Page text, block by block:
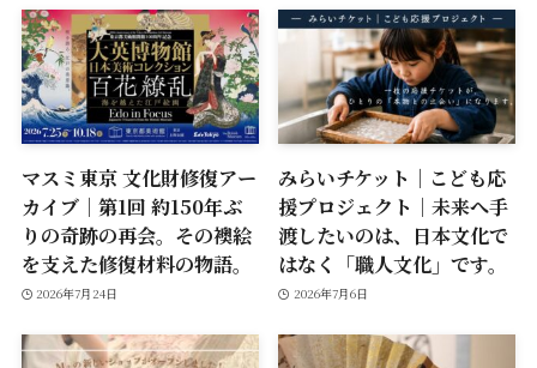
マスミ東京 文化財修復アー
カイブ｜第1回 約150年ぶ
りの奇跡の再会。その襖絵
を支えた修復材料の物語。
2026年7月24日
みらいチケット｜こども応
援プロジェクト｜未来へ手
渡したいのは、日本文化で
はなく「職人文化」です。
2026年7月6日